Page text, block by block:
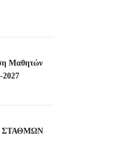
Μαθητών
2027
ΣΤΑΘΜΩΝ